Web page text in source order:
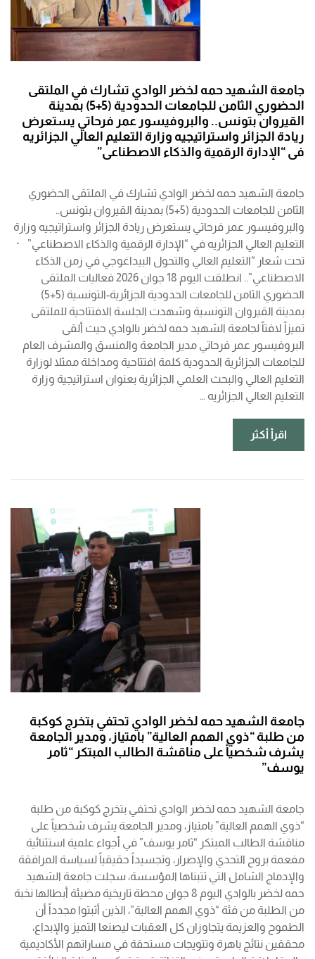
جامعة الشهيد حمه لخضر الوادي تشارك في الملتقى
الحضوري الثامن للجامعات الحدودية (5+5) بمدينة
القيروان بتونس.. والبروفيسور عمر فرحاتي يستعرض
ريادة الجزائر واستراتيجيه وزارة التعليم العالي الجزائريه
في “الإدارة الرقمية والذكاء الاصطناعي”
جامعة الشهيد حمه لخضر الوادي تشارك في الملتقى الحضوري
الثامن للجامعات الحدودية (5+5) بمدينة القيروان بتونس..
والبروفيسور عمر فرحاتي يستعرض ريادة الجزائر واستراتيجيه وزارة
التعليم العالي الجزائريه في “الإدارة الرقمية والذكاء الاصطناعي” ·
تحت شعار “التعليم العالي والتحول البيداغوجي في زمن الذكاء
الاصطناعي”.. انطلقت اليوم 18 جوان 2026 فعاليات الملتقى
الحضوري الثامن للجامعات الحدودية الجزائرية-التونسية (5+5)
بمدينة القيروان التونسية وشهدت الجلسة الافتتاحية للملتقى
تميزاً لافتاً لجامعة الشهيد حمه لخضر بالوادي حيث ألقى
البروفيسور عمر فرحاتي مدير الجامعة والمنسق والمشرف العام
للجامعات الجزائرية الحدودية كلمة افتتاحية ومداخلة ممثلا لوزارة
التعليم العالي والبحث العلمي الجزائرية بعنوان استراتيجية وزارة
التعليم العالي الجزائريه …
اقرأ أكثر
جامعة الشهيد حمه لخضر الوادي تحتفي بتخرج كوكبة
من طلبة “ذوي الهمم العالية” بامتياز، ومدير الجامعة
يشرف شخصياً على مناقشة الطالب المبتكر “ثامر
يوسف”
جامعة الشهيد حمه لخضر الوادي تحتفي بتخرج كوكبة من طلبة
“ذوي الهمم العالية” بامتياز، ومدير الجامعة يشرف شخصياً على
مناقشة الطالب المبتكر “ثامر يوسف” في أجواء علمية استثنائية
مفعمة بروح التحدي والإصرار، وتجسيداً حقيقياً لسياسة المرافقة
والإدماج الشامل التي تتبناها المؤسسة، سجلت جامعة الشهيد
حمه لخضر بالوادي اليوم 8 جوان محطة تاريخية مضيئة أبطالها نخبة
من الطلبة من فئة “ذوي الهمم العالية”، الذين أثبتوا مجدداً أن
الطموح والعزيمة يتجاوزان كل العقبات ليصنعا التميز والإبداع،
محققين نتائج باهرة وتتويجات مستحقة في مساراتهم الأكاديمية